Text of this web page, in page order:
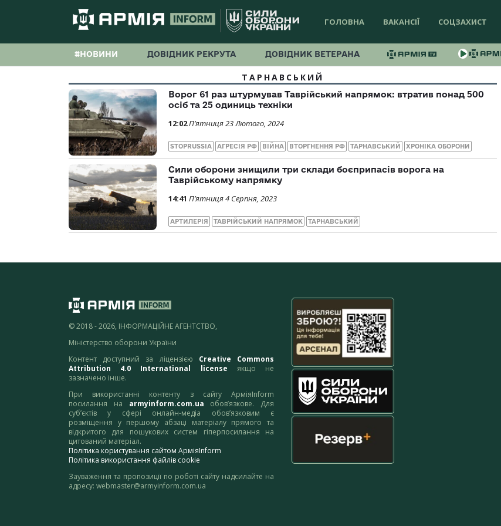
ГОЛОВНА ВАКАНСІЇ СОЦЗАХИСТ
#НОВИНИ ДОВІДНИК РЕКРУТА ДОВІДНИК ВЕТЕРАНА
ТАРНАВСЬКИЙ
Ворог 61 раз штурмував Таврійський напрямок: втратив понад 500
осіб та 25 одиниць техніки
12:02П’ятниця 23 Лютого, 2024
STOPRUSSIA АГРЕСІЯ РФ ВІЙНА ВТОРГНЕННЯ РФ ТАРНАВСЬКИЙ ХРОНІКА ОБОРОНИ
Сили оборони знищили три склади боєприпасів ворога на
Таврійському напрямку
14:41 П’ятниця 4 Серпня, 2023
АРТИЛЕРІЯ ТАВРІЙСЬКИЙ НАПРЯМОК ТАРНАВСЬКИЙ
© 2018 - 2026, ІНФОРМАЦІЙНЕ АГЕНТСТВО,
Міністерство оборони України
Контент доступний за ліцензією Creative Commons
Attribution 4.0 International license якщо не
зазначено інше.
При використанні контенту з сайту АрміяInform
посилання на armyinform.com.ua обов’язкове. Для
суб’єктів у сфері онлайн-медіа обов’язковим є
розміщення у першому абзаці матеріалу прямого та
відкритого для пошукових систем гіперпосилання на
цитований матеріал.
Політика користування сайтом АрміяInform
Політика використання файлів cookie
Зауваження та пропозиції по роботі сайту надсилайте на
адресу: webmaster@armyinform.com.ua